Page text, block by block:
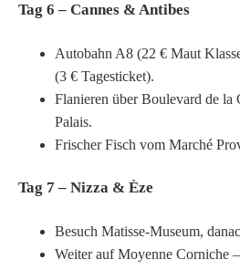
Tag 6 – Cannes & Antibes
Autobahn A8 (22 € Maut
(3 € Tages­ticket).
Flanieren über Boulevard de la
Palais.
Frischer Fisch vom Marché
Tag 7 – Nizza & Èze
Besuch Matisse-Museum,
Weiter auf Moyenne Corniche